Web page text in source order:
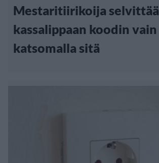
Mestaritiirikoija selvittää
kassalippaan koodin vain
katsomalla sitä